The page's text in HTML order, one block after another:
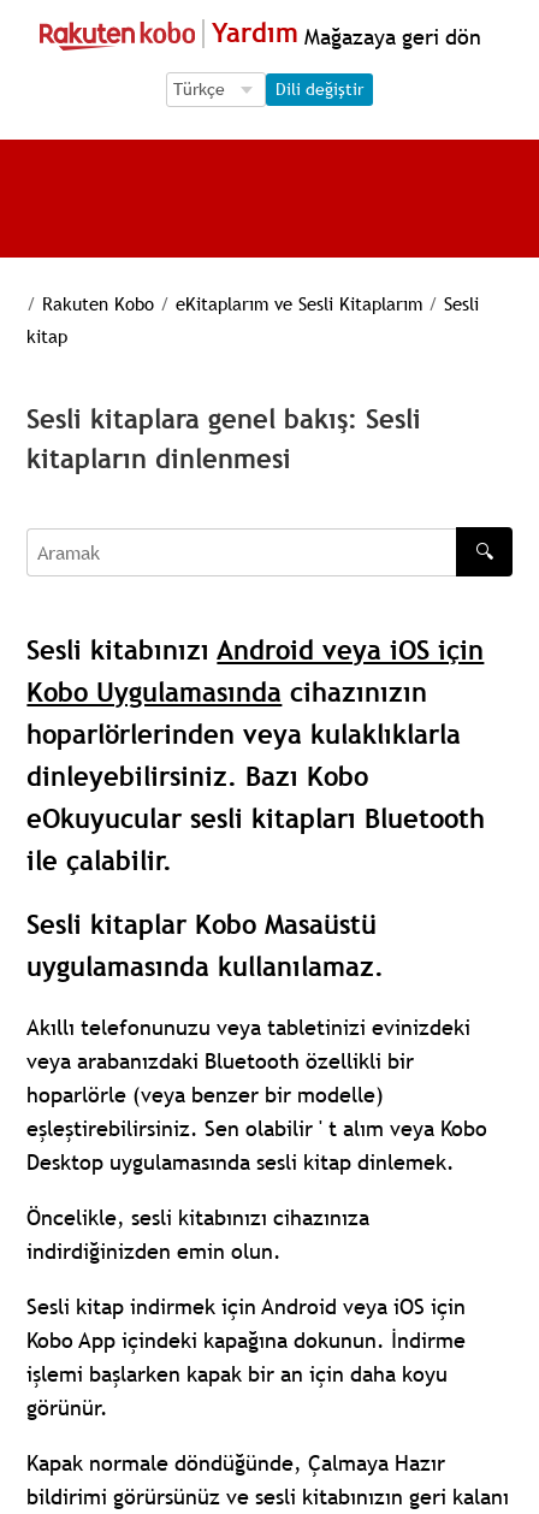
Yardım Mağazaya geri dön
Language Selection
Language Selection
Dili değiştir
/ Rakuten Kobo / eKitaplarım ve Sesli Kitaplarım / Sesli
kitap
Sesli kitaplara genel bakış: Sesli
kitapların dinlenmesi
Aramak
🔍
Sesli kitabınızıAndroid veya iOS için
Kobo Uygulamasında cihazınızın
hoparlörlerinden veya kulaklıklarla
dinleyebilirsiniz. Bazı Kobo
eOkuyucular sesli kitapları Bluetooth
ile çalabilir.
Sesli kitaplar Kobo Masaüstü
uygulamasında kullanılamaz.
Akıllı telefonunuzu veya tabletinizi evinizdeki
veya arabanızdaki Bluetooth özellikli bir
hoparlörle (veya benzer bir modelle)
eşleştirebilirsiniz. Sen olabilir ' t alım veya Kobo
Desktop uygulamasında sesli kitap dinlemek.
Öncelikle, sesli kitabınızı cihazınıza
indirdiğinizden emin olun.
Sesli kitap indirmek için Android veya iOS için
Kobo App içindeki kapağına dokunun. İndirme
işlemi başlarken kapak bir an için daha koyu
görünür.
Kapak normale döndüğünde, Çalmaya Hazır
bildirimi görürsünüz ve sesli kitabınızın geri kalanı